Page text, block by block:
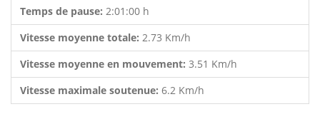
Temps de pause: 2:01:00 h
Vitesse moyenne totale: 2.73 Km/h
Vitesse moyenne en mouvement: 3.51 Km/h
Vitesse maximale soutenue: 6.2 Km/h